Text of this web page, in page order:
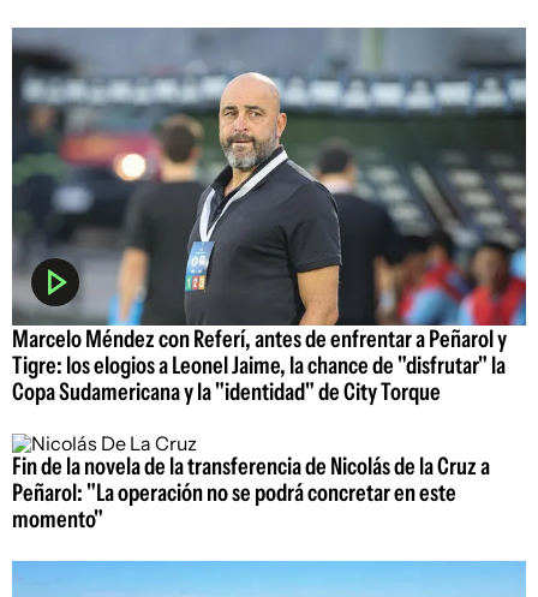
Marcelo Méndez con Referí, antes de enfrentar a Peñarol y
Tigre: los elogios a Leonel Jaime, la chance de "disfrutar" la
Copa Sudamericana y la "identidad" de City Torque
Fin de la novela de la transferencia de Nicolás de la Cruz a
Peñarol: "La operación no se podrá concretar en este
momento"